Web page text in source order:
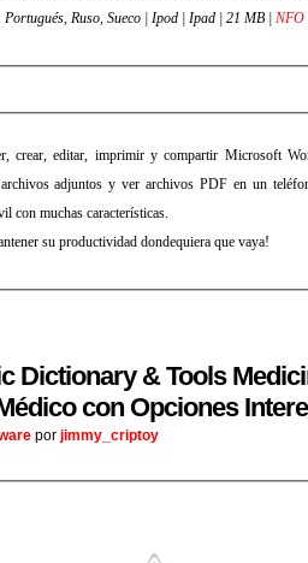
Portugués, Ruso, Sueco | Ipod | Ipad | 21 MB | NFO
crear, editar, imprimir y compartir Microsoft
adjuntos y ver archivos PDF en un
con muchas características.
su productividad dondequiera que vaya!
Dictionary & Tools
con Opciones
por jimmy_criptoy